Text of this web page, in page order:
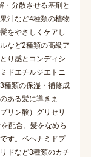
・分散させる基剤と
汁など4種類の植物
をやさしくケアし
など2種類の高級ア
り感とコンディシ
ドエチルジエトニ
種類の保湿・補修成
ある髪に導きま
リン酸）グリセリ
配合。髪をなめら
す。ベヘナミドプ
ドなど3種類のカチ